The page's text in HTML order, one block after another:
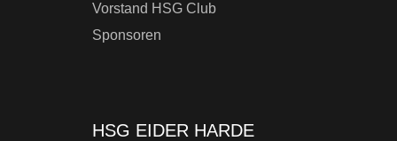
Vorstand HSG Club
Sponsoren
HSG EIDER HARDE